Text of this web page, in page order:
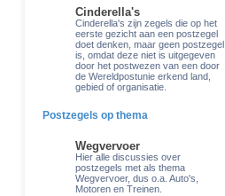
Cinderella's
Cinderella's zijn zegels die op het
eerste gezicht aan een postzegel
doet denken, maar geen postzegel
is, omdat deze niet is uitgegeven
door het postwezen van een door
de Wereldpostunie erkend land,
gebied of organisatie.
Postzegels op thema
Wegvervoer
Hier alle discussies over
postzegels met als thema
Wegvervoer, dus o.a. Auto's,
Motoren en Treinen.